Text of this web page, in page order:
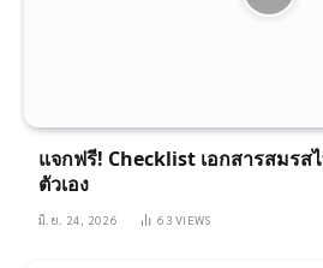
แจกฟรี! Checklist เอกสารสมรส
ตัวเอง
มิ.ย. 24, 2026 63VIEWS